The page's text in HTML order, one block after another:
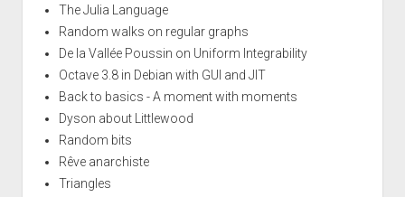
The Julia Language
Random walks on regular graphs
De la Vallée Poussin on Uniform Integrability
Octave 3.8 in Debian with GUI and JIT
Back to basics - A moment with moments
Dyson about Littlewood
Random bits
Rêve anarchiste
Triangles